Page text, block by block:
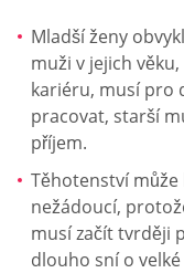
Mladší ženy
muži v jejich
kariéru, musí pro
pracovat, starší
příjem.
Těhotenství
nežádoucí,
musí začít tvrději
dlouho sní o